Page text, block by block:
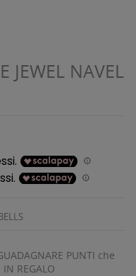
JEWEL NAVEL
PUNTI che
REGALO